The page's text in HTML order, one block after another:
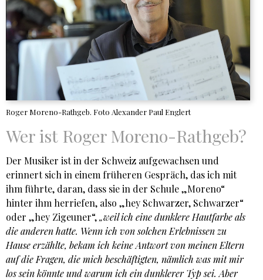
Roger Moreno-Rathgeb. Foto Alexander Paul Englert
Wer ist Roger Moreno-Rathgeb?
Der Musiker ist in der Schweiz aufgewachsen und
erinnert sich in einem früheren Gespräch, das ich mit
ihm führte, daran, dass sie in der Schule „Moreno“
hinter ihm herriefen, also „hey Schwarzer, Schwarzer“
oder „hey Zigeuner“,„weil ich eine dunklere Hautfarbe als
die anderen hatte. Wenn ich von solchen Erlebnissen zu
Hause erzählte, bekam ich keine Antwort von meinen Eltern
auf die Fragen, die mich beschäftigten, nämlich was mit mir
los sein könnte und warum ich ein dunklerer Typ sei. Aber